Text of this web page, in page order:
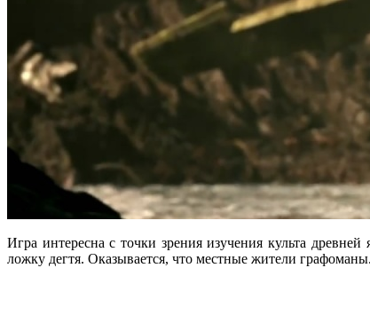
Игра интересна с точки зрения изучения культа
ложку дегтя. Оказывается, что местные жители